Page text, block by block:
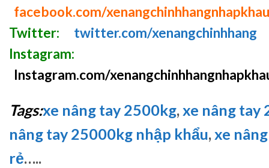
facebook.com/xenangchinhhangnhapkhau
Twitter:
twitter.com/xenangchinhhang
Instagram:
Instagram.com/
Tags:xe nâng tay 2500kg,xe nâng tay
nâng tay 25000kg nhập khẩu,xe
rẻ…..